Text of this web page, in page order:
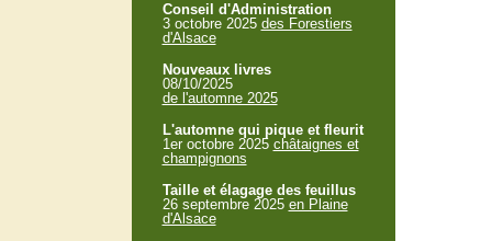
Conseil d'Administration
3 octobre 2025 des Forestiers
d'Alsace
Nouveaux livres
08/10/2025
de l'automne 2025
L'automne qui pique et fleurit
1er octobre 2025 châtaignes et
champignons
Taille et élagage des feuillus
26 septembre 2025 en Plaine
d'Alsace